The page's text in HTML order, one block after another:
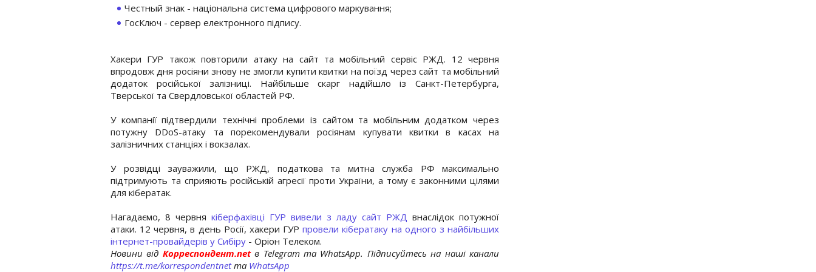
Честный знак - національна система цифрового маркування;
ГосКлюч - сервер електронного підпису.
Хакери ГУР також повторили атаку на сайт та мобільний сервіс РЖД. 12 червня
впродовж дня росіяни знову не змогли купити квитки на поїзд через сайт та мобільний
додаток російської залізниці. Найбільше скарг надійшло із Санкт-Петербурга,
Тверської та Свердловської областей РФ.
У компанії підтвердили технічні проблеми із сайтом та мобільним додатком через
потужну DDoS-атаку та порекомендували росіянам купувати квитки в касах на
залізничних станціях і вокзалах.
У розвідці зауважили, що РЖД, податкова та митна служба РФ максимально
підтримують та сприяють російській агресії проти України, а тому є законними цілями
для кібератак.
Нагадаємо, 8 червня кіберфахівці ГУР вивели з ладу сайт РЖД внаслідок потужної
атаки. 12 червня, в день Росії, хакери ГУРпровели кібератаку на одного з найбільших
інтернет-провайдерів у Сибіру - Оріон Телеком.
Новини від Корреспондент.netв Telegram та WhatsApp. Підписуйтесь на наші канали
https://t.me/korrespondentnetта WhatsApp